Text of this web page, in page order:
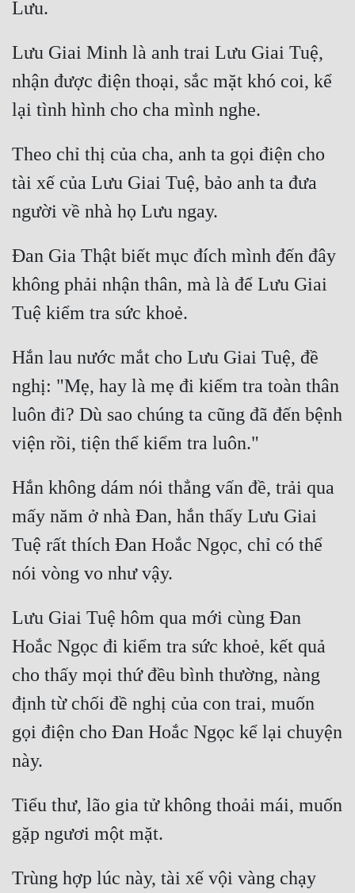
Lưu Giai Minh là anh trai Lưu Giai Tuệ,
nhận được điện thoại, sắc mặt khó coi, kể
Theo chỉ thị của cha, anh ta gọi điện cho
tài xế của Lưu Giai Tuệ, bảo anh ta đưa
Đan Gia Thật biết mục đích mình đến đây
không phải nhận thân, mà là để Lưu Giai
Hắn lau nước mắt cho Lưu Giai Tuệ, đề
nghị: "Mẹ, hay là mẹ đi kiểm tra toàn thân
luôn đi? Dù sao chúng ta cũng đã đến bệnh
Hắn không dám nói thẳng vấn đề, trải qua
mấy năm ở nhà Đan, hắn thấy Lưu Giai
Tuệ rất thích Đan Hoắc Ngọc, chỉ có thể
Lưu Giai Tuệ hôm qua mới cùng Đan
Hoắc Ngọc đi kiểm tra sức khoẻ, kết quả
cho thấy mọi thứ đều bình thường, nàng
định từ chối đề nghị của con trai, muốn
gọi điện cho Đan Hoắc Ngọc kể lại chuyện
Tiểu thư, lão gia tử không thoải mái, muốn
Trùng hợp lúc này, tài xế vội vàng chạy